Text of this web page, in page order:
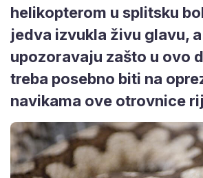
helikopterom u splitsku
jedva izvukla živu glavu,
upozoravaju zašto u ovo
treba posebno biti na
navikama ove otrovnice